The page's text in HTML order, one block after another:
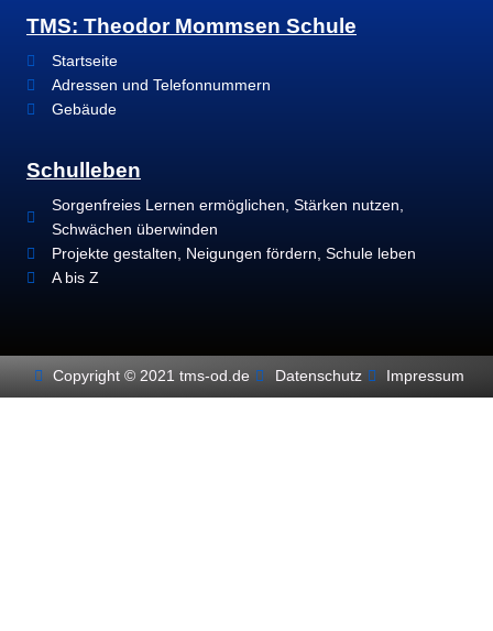
TMS: Theodor Mommsen Schule
Startseite
Adressen und Telefonnummern
Gebäude
Schulleben
Sorgenfreies Lernen ermöglichen, Stärken nutzen,
Schwächen überwinden
Projekte gestalten, Neigungen fördern, Schule leben
A bis Z
Copyright © 2021 tms-od.de Datenschutz Impressum